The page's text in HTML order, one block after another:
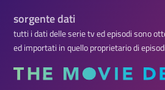
sorgente dati
tutti i dati delle serie tv ed episodi sono
ed importati in quello proprietario di